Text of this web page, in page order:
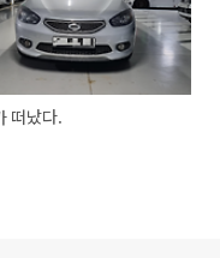
떠났다.